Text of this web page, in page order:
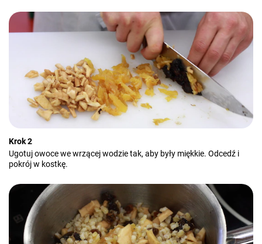
Krok 2
Ugotuj owoce we wrzącej wodzie tak, aby były miękkie. Odcedź i
pokrój w kostkę.